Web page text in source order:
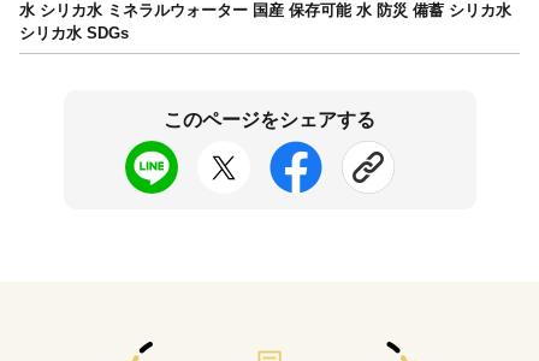
水 シリカ水 ミネラルウォーター 国産 保存可能 水 防災 備蓄 シリカ水
シリカ水 SDGs
このページをシェアする